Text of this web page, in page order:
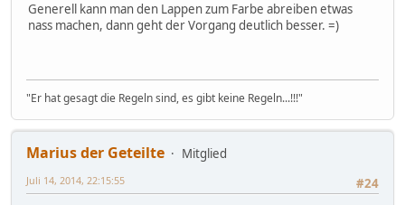
Generell kann man den Lappen zum Farbe abreiben etwas
nass machen, dann geht der Vorgang deutlich besser. =)
"Er hat gesagt die Regeln sind, es gibt keine Regeln...!!!"
Marius der Geteilte
Mitglied
#24
Juli 14, 2014, 22:15:55